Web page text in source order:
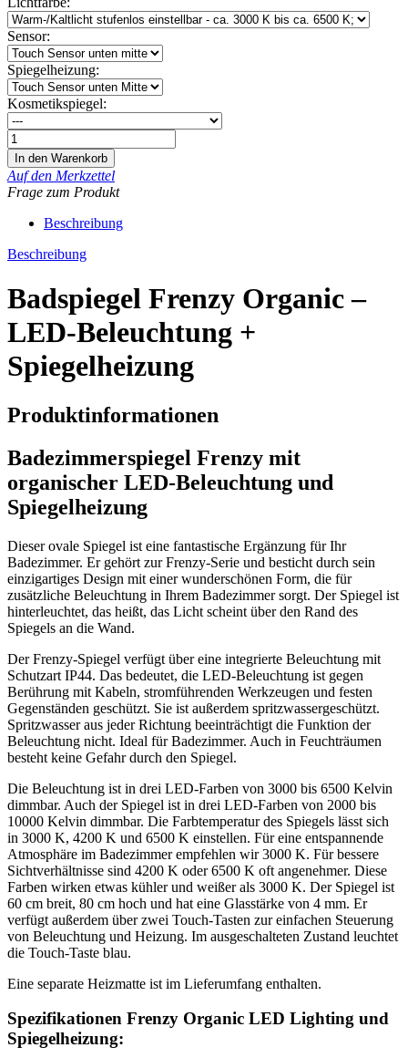
Sensor:
Spiegelheizung:
Kosmetikspiegel:
Auf den Merkzettel
Frage zum Produkt
Beschreibung
Beschreibung
Badspiegel Frenzy Organic –
LED-Beleuchtung +
Spiegelheizung
Produktinformationen
Badezimmerspiegel Frenzy mit
organischer LED-Beleuchtung und
Spiegelheizung
Dieser ovale Spiegel ist eine fantastische Ergänzung für Ihr
Badezimmer. Er gehört zur Frenzy-Serie und besticht durch sein
einzigartiges Design mit einer wunderschönen Form, die für
zusätzliche Beleuchtung in Ihrem Badezimmer sorgt. Der Spiegel ist
hinterleuchtet, das heißt, das Licht scheint über den Rand des
Spiegels an die Wand.
Der Frenzy-Spiegel verfügt über eine integrierte Beleuchtung mit
Schutzart IP44. Das bedeutet, die LED-Beleuchtung ist gegen
Berührung mit Kabeln, stromführenden Werkzeugen und festen
Gegenständen geschützt. Sie ist außerdem spritzwassergeschützt.
Spritzwasser aus jeder Richtung beeinträchtigt die Funktion der
Beleuchtung nicht. Ideal für Badezimmer. Auch in Feuchträumen
besteht keine Gefahr durch den Spiegel.
Die Beleuchtung ist in drei LED-Farben von 3000 bis 6500 Kelvin
dimmbar. Auch der Spiegel ist in drei LED-Farben von 2000 bis
10000 Kelvin dimmbar. Die Farbtemperatur des Spiegels lässt sich
in 3000 K, 4200 K und 6500 K einstellen. Für eine entspannende
Atmosphäre im Badezimmer empfehlen wir 3000 K. Für bessere
Sichtverhältnisse sind 4200 K oder 6500 K oft angenehmer. Diese
Farben wirken etwas kühler und weißer als 3000 K. Der Spiegel ist
60 cm breit, 80 cm hoch und hat eine Glasstärke von 4 mm. Er
verfügt außerdem über zwei Touch-Tasten zur einfachen Steuerung
von Beleuchtung und Heizung. Im ausgeschalteten Zustand leuchtet
die Touch-Taste blau.
Eine separate Heizmatte ist im Lieferumfang enthalten.
Spezifikationen Frenzy Organic LED Lighting und
Spiegelheizung: